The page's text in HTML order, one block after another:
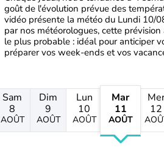
goût de l'évolution prévue des
vidéo présente la météo du Lundi 10/
par nos météorologues, cette
le plus probable : idéal pour anticiper
préparer vos week-ends et vos
Sam
8
AOÛT
Dim
9
AOÛT
Lun
10
AOÛT
Mar
11
AOÛT
12